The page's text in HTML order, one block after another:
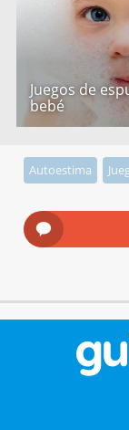
Juegos de
bebé
Autoestima